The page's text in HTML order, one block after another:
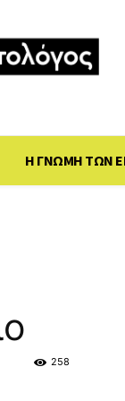
Η ΓΝΩΜΗ ΤΩΝ
258